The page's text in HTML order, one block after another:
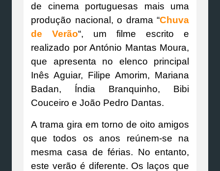
de cinema portuguesas mais uma
produção nacional, o drama “Chuva
de Verão“, um filme escrito e
realizado por António Mantas Moura,
que apresenta no elenco principal
Inês Aguiar, Filipe Amorim, Mariana
Badan, Índia Branquinho, Bibi
Couceiro e João Pedro Dantas.
A trama gira em torno de oito amigos
que todos os anos reúnem-se na
mesma casa de férias. No entanto,
este verão é diferente. Os laços que